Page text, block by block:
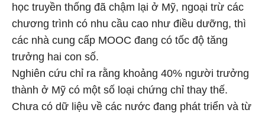
học truyền thống đã chậm lại ở Mỹ, ngoại trừ các
chương trình có nhu cầu cao như điều dưỡng, thì
các nhà cung cấp MOOC đang có tốc độ tăng
trưởng hai con số.
Nghiên cứu chỉ ra rằng khoảng 40% người trưởng
thành ở Mỹ có một số loại chứng chỉ thay thế.
Chưa có dữ liệu về các nước đang phát triển và từ